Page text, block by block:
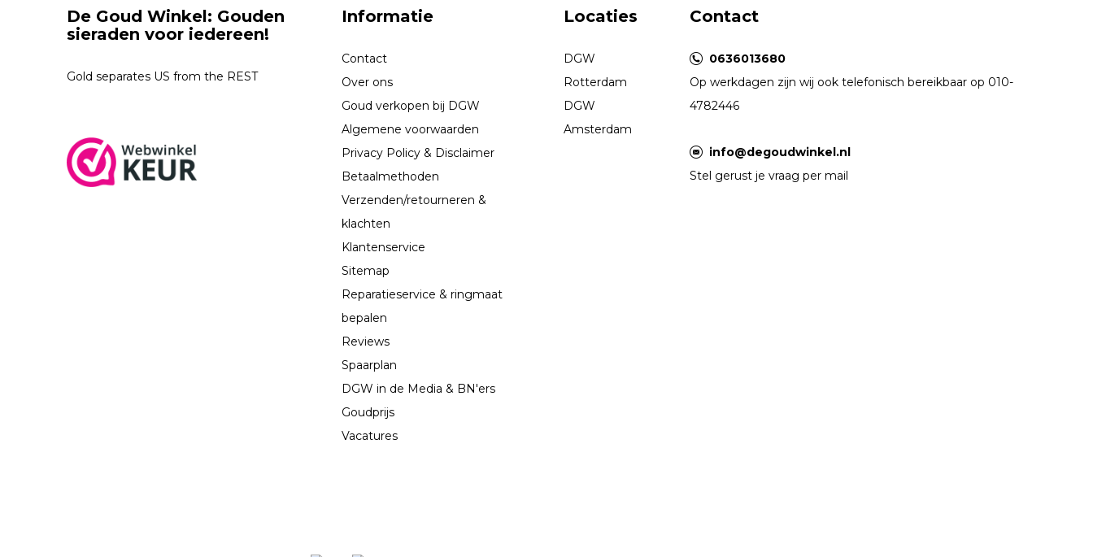
De Goud Winkel: Gouden
sieraden voor iedereen!
Gold separates US from the REST
Informatie
Contact
Over ons
Goud verkopen bij DGW
Algemene voorwaarden
Privacy Policy & Disclaimer
Betaalmethoden
Verzenden/retourneren &
klachten
Klantenservice
Sitemap
Reparatieservice & ringmaat
bepalen
Reviews
Spaarplan
DGW in de Media & BN'ers
Goudprijs
Vacatures
Locaties
DGW
Rotterdam
DGW
Amsterdam
Contact
0636013680
Op werkdagen zijn wij ook telefonisch bereikbaar op 010-
4782446
info@degoudwinkel.nl
Stel gerust je vraag per mail